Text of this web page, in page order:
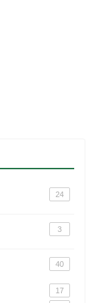
24
3
40
17